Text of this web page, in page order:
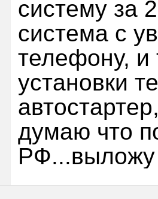
систему за
система с
телефону, и
установки
думаю что
РФ...выложу